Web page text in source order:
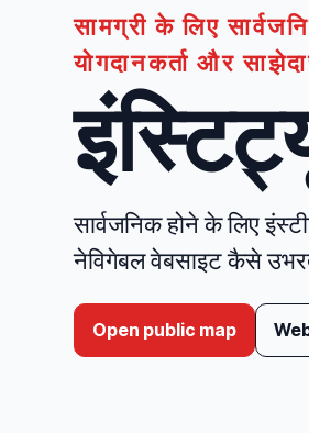
सामग्री के लिए
योगदानकर्ता और
सार्वजनिक होने के लिए
नेविगेबल वेबसाइट कैसे
Open public map